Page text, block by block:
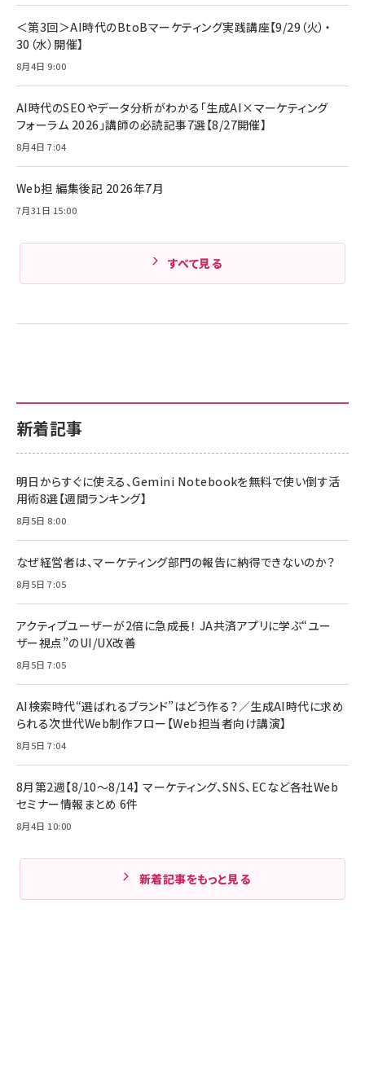
Anker Soundcore P31i (Bluetooth 6.1)
【完全ワイヤレスイヤホン/アクティブノイズキャ
ンセリング/マルチポイント接続 / 最大50時間
Anker PowerLine III Flow USB-C & USB-
C ケーブル Anker絡まないケーブル 240W 結
束バンド付き USB PD対応 シリコン素材採用
iPhone 17 / 16 / 15 / Galaxy iPad Pro
Amazonランキングをもっと見る
本
￥4,192
ヤセラーキャンペーン】
￥4,857
Amazonランキングをもっと見る
新着記事
明日からすぐに使える、Gemini Notebookを無料で使い倒す活
用術8選【週間ランキング】
8月5日 8:00
なぜ経営者は、マーケティング部門の報告に納得できないのか？
8月5日 7:05
アクティブユーザーが2倍に急成長！ JA共済アプリに学ぶ“ユー
ザー視点”のUI/UX改善
8月5日 7:05
AI検索時代“選ばれるブランド”はどう作る？／生成AI時代に求め
られる次世代Web制作フロー【Web担当者向け講演】
8月5日 7:04
8月第2週【8/10～8/14】 マーケティング、SNS、ECなど各社Web
セミナー情報まとめ 6件
8月4日 10:00
新着記事をもっと見る
＜第3回＞AI時代のBtoBマーケティング実践講座【9/29（火）・
30（水）開催】
8月4日 9:00
AI時代のSEOやデータ分析がわかる「生成AI×マーケティング
フォーラム 2026」講師の必読記事7選【8/27開催】
8月4日 7:04
Web担 編集後記 2026年7月
7月31日 15:00
すべて見る